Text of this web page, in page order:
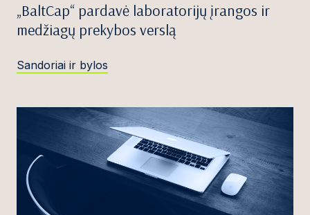
„BaltCap“ pardavė laboratorijų įrangos ir
medžiagų prekybos verslą
Sandoriai ir bylos